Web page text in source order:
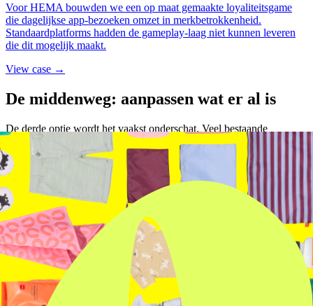
Voor HEMA bouwden we een op maat gemaakte loyaliteitsgame
die dagelijkse app-bezoeken omzet in merkbetrokkenheid.
Standaardplatforms hadden de gameplay-laag niet kunnen leveren
die dit mogelijk maakt.
View case →
De middenweg: aanpassen wat er al is
De derde optie wordt het vaakst onderschat. Veel bestaande
platformen zijn modulair gebouwd en laten meer aanpassing toe dan
op het eerste gezicht lijkt. Je kiest een solide basis en bouwt er een
merklaag en aangepaste mechanieken bovenop.
Dit kan werken als je behoeften voor 60 tot 70 procent passen
binnen wat het platform biedt, en de rest maatwerk is. Maar pas op:
aanpassingen op een extern platform kosten tijd, geld en
afhankelijkheid. Je betaalt dubbel: voor het platform én voor de
customisatie.
gamified loyaliteit
is de aanpasruimte bovendien vaak het smalst.
Juist de speellaag, de progressie en de visuele beleving zijn de
onderdelen die moeilijk te customiseren zijn in een
standaardsysteem.